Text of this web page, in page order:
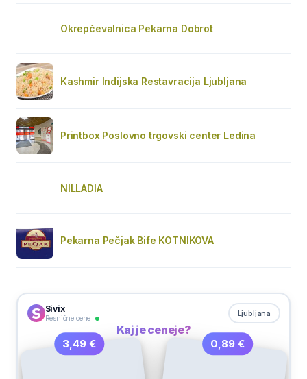
Okrepčevalnica Pekarna Dobrot
Kashmir Indijska Restavracija Ljubljana
Printbox Poslovno trgovski center Ledina
NILLADIA
Pekarna Pečjak Bife KOTNIKOVA
Sivix
Resnične cene
Ljubljana
Kaj je ceneje?
3,49 € 0,89 €